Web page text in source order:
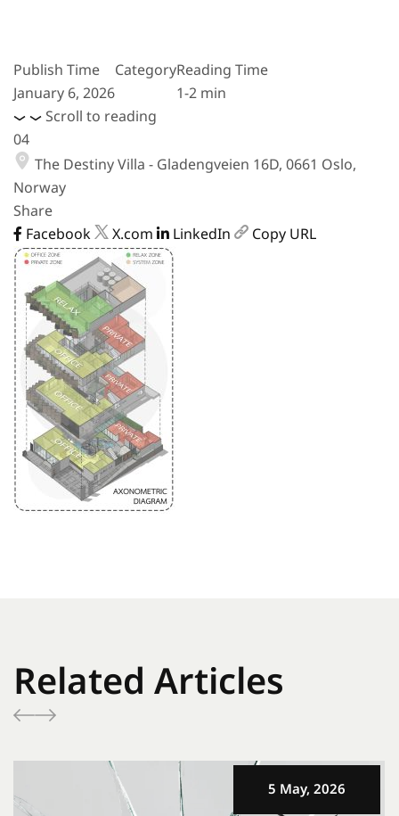
Publish Time
January 6, 2026
CategoryReading Time
1-2 min
Scroll to reading
04
The Destiny Villa - Gladengveien 16D, 0661 Oslo,
Norway
Share
Facebook
X.com LinkedIn Copy URL
Related Articles
5 May, 2026